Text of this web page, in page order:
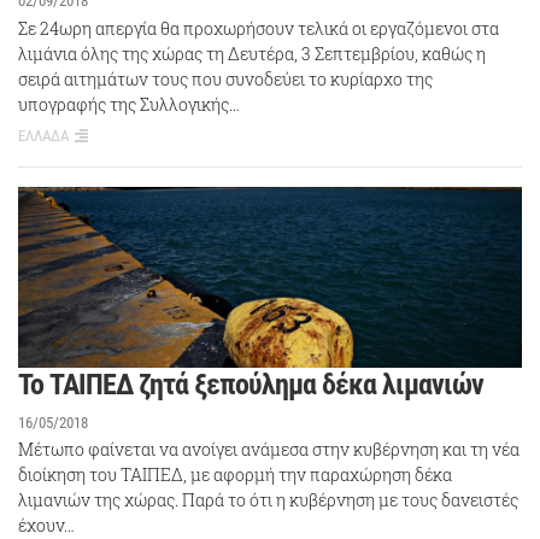
Σε 24ωρη απεργία θα προχωρήσουν τελικά οι εργαζόμενοι στα
λιμάνια όλης της χώρας τη Δευτέρα, 3 Σεπτεμβρίου, καθώς η
σειρά αιτημάτων τους που συνοδεύει το κυρίαρχο της
υπογραφής της Συλλογικής…
ΕΛΛΑΔΑ
Το ΤΑΙΠΕΔ ζητά ξεπούλημα δέκα λιμανιών
16/05/2018
Μέτωπο φαίνεται να ανοίγει ανάμεσα στην κυβέρνηση και τη νέα
διοίκηση του ΤΑΙΠΕΔ, με αφορμή την παραχώρηση δέκα
λιμανιών της χώρας. Παρά το ότι η κυβέρνηση με τους δανειστές
έχουν…